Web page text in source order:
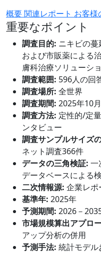
概要関連レポート お客様
重要なポイント
調査目的: ニキビの
および市販薬による
膚科治療ソリューシ
調査範囲: 596人の回
調査場所: 全世界
調査期間: 2025年10
調査方法: 定性的/定
ンタビュー
調査サンプルサイズ
ネット調査366件
データの三角検証: 一
データベースによる
二次情報源: 企業レポ
基準年: 2025年
予測期間: 2026－
市場規模算出アプロ
アップ分析の併用
予測手法: 統計モデ